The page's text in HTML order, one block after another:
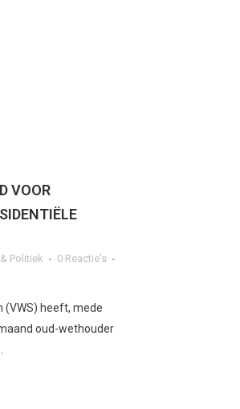
VOOR
Politiek
0 Reactie's
(VWS) heeft, mede
oud-wethouder